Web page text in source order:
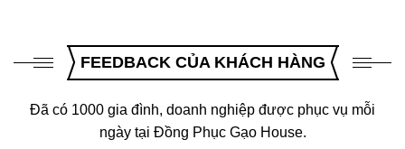
FEEDBACK CỦA KHÁCH HÀNG
Đã có 1000 gia đình, doanh nghiệp được phục vụ mỗi
ngày tại Đồng Phục Gạo House.